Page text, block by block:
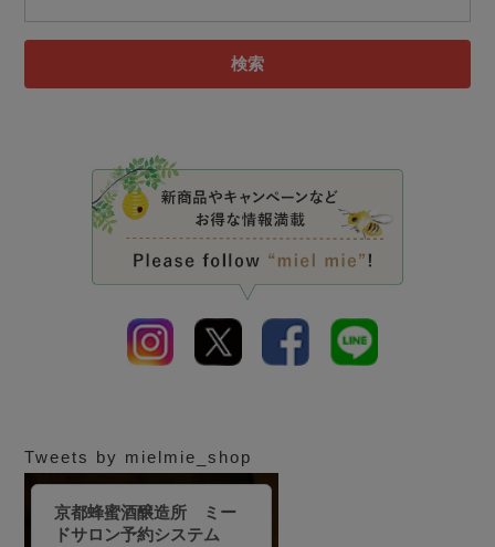
検索
Tweets by mielmie_shop